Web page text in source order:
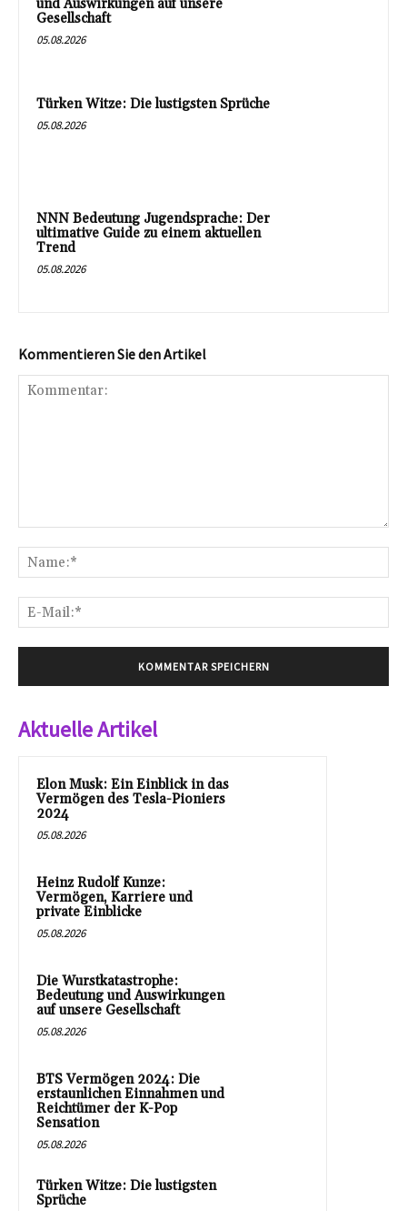
und Auswirkungen auf unsere
Gesellschaft
05.08.2026
Türken Witze: Die lustigsten Sprüche
05.08.2026
NNN Bedeutung Jugendsprache: Der
ultimative Guide zu einem aktuellen
Trend
05.08.2026
Kommentieren Sie den Artikel
Aktuelle Artikel
Elon Musk: Ein Einblick in das
Vermögen des Tesla-Pioniers
2024
05.08.2026
Heinz Rudolf Kunze:
Vermögen, Karriere und
private Einblicke
05.08.2026
Die Wurstkatastrophe:
Bedeutung und Auswirkungen
auf unsere Gesellschaft
05.08.2026
BTS Vermögen 2024: Die
erstaunlichen Einnahmen und
Reichtümer der K-Pop
Sensation
05.08.2026
Türken Witze: Die lustigsten
Sprüche